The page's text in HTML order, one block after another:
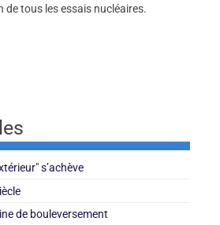
de tous les essais nucléaires.
s’achève
de bouleversement